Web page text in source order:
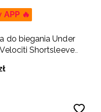
🔥
do biegania Under
Shortsleeve